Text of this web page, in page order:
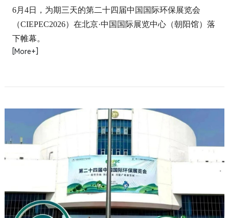
6月4日，为期三天的第二十四届中国国际环保展览会
（CIEPEC2026）在北京·中国国际展览中心（朝阳馆）落
下帷幕。
[More+]